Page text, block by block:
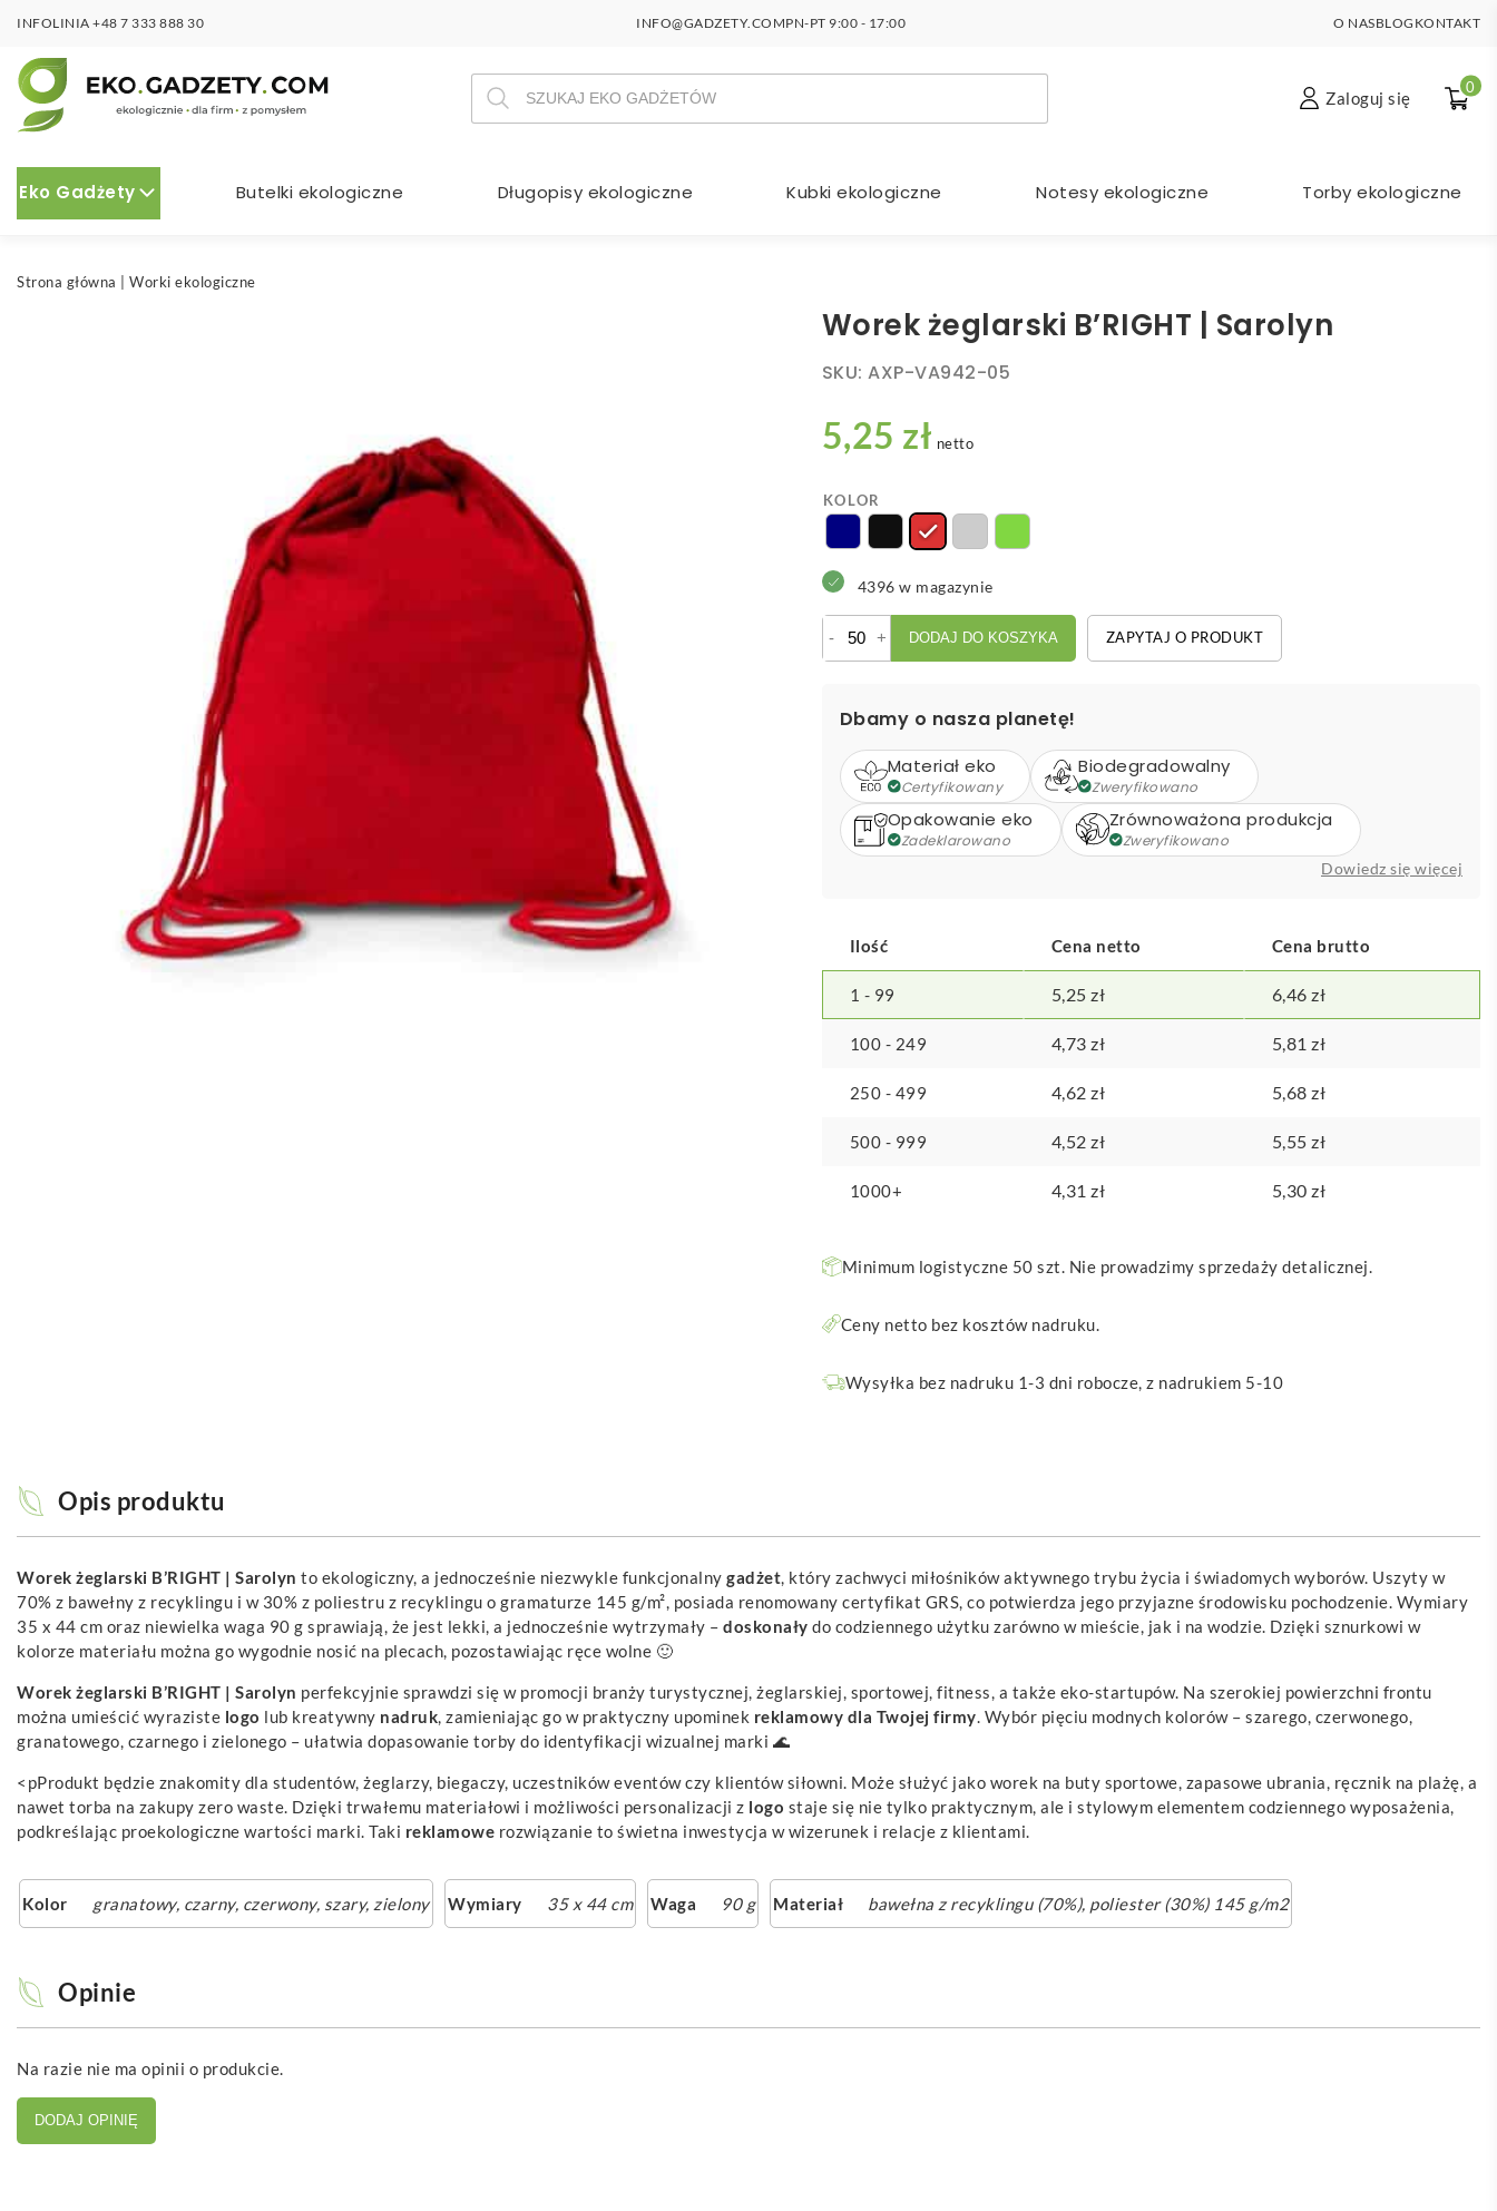
INFOLINIA +48 7 333 888 30 INFO@GADZETY.COMPN-PT 9:00 - 17:00 O NASBLOG KONTAKT
Wyszukiwarka
produktów
Zaloguj się
0
Eko Gadżety Butelki ekologiczne Długopisy ekologiczne Kubki ekologiczne Notesy ekologiczne Torby ekologiczne
Strona główna Worki ekologiczne
Worek żeglarski B’RIGHT | Sarolyn
SKU:AXP-VA942-05
5,25 zł netto
KOLOR
4396 w magazynie
-
ilość
Sarolyn
+ DODAJ DO KOSZYKA ZAPYTAJ O PRODUKT
Dbamy o nasza planetę!
Materiał eko
Certyfikowany
Biodegradowalny
Zweryfikowano
Opakowanie eko
Zadeklarowano
Zrównoważona produkcja
Zweryfikowano
Dowiedz się więcej
Ilość Cena netto Cena brutto
1 - 99 5,25zł 6,46zł
100 - 249 4,73zł 5,81zł
250 - 499 4,62zł 5,68zł
500 - 999 4,52zł 5,55zł
1000+ 4,31zł 5,30zł
Minimum logistyczne 50 szt. Nie prowadzimy sprzedaży detalicznej.
Ceny netto bez kosztów nadruku.
Wysyłka bez nadruku 1-3 dni robocze, z nadrukiem 5-10
Opis produktu
Worek żeglarski B’RIGHT | Sarolyn to ekologiczny, a jednocześnie niezwykle funkcjonalny gadżet, który zachwyci miłośników aktywnego trybu życia i świadomych wyborów. Uszyty w
70% z bawełny z recyklingu i w 30% z poliestru z recyklingu o gramaturze 145 g/m², posiada renomowany certyfikat GRS, co potwierdza jego przyjazne środowisku pochodzenie. Wymiary
35 x 44 cm oraz niewielka waga 90 g sprawiają, że jest lekki, a jednocześnie wytrzymały – doskonały do codziennego użytku zarówno w mieście, jak i na wodzie. Dzięki sznurkowi w
kolorze materiału można go wygodnie nosić na plecach, pozostawiając ręce wolne 🙂
Worek żeglarski B’RIGHT | Sarolyn perfekcyjnie sprawdzi się w promocji branży turystycznej, żeglarskiej, sportowej, fitness, a także eko-startupów. Na szerokiej powierzchni frontu
można umieścić wyraziste logo lub kreatywny nadruk, zamieniając go w praktyczny upominek reklamowy dla Twojej firmy. Wybór pięciu modnych kolorów – szarego, czerwonego,
granatowego, czarnego i zielonego – ułatwia dopasowanie torby do identyfikacji wizualnej marki 🌊
<pProdukt będzie znakomity dla studentów, żeglarzy, biegaczy, uczestników eventów czy klientów siłowni. Może służyć jako worek na buty sportowe, zapasowe ubrania, ręcznik na plażę, a
nawet torba na zakupy zero waste. Dzięki trwałemu materiałowi i możliwości personalizacji z logo staje się nie tylko praktycznym, ale i stylowym elementem codziennego wyposażenia,
podkreślając proekologiczne wartości marki. Taki reklamowe rozwiązanie to świetna inwestycja w wizerunek i relacje z klientami.
Kolor granatowy, czarny, czerwony, szary, zielony Wymiary 35 x 44 cm Waga 90 g Materiał bawełna z recyklingu (70%), poliester (30%) 145 g/m2
Opinie
Na razie nie ma opinii o produkcie.
DODAJ OPINIĘ